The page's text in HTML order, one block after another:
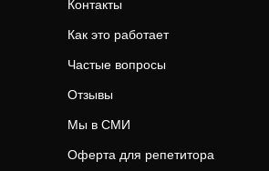
Контакты
Как это работает
Частые вопросы
Отзывы
Мы в СМИ
Оферта для репетитора